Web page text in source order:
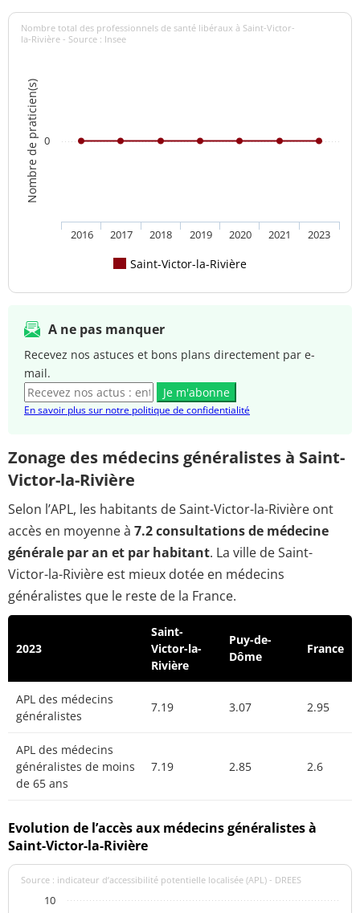
Nombre de praticien(s)
Nombre total des professionnels de santé libéraux à Saint-Victor-
la-Rivière - Source : Insee
Saint-Victor-la-Rivière
2016 2017 2018 2019 2020 2021 2023
0
A ne pas manquer
Recevez nos astuces et bons plans directement par e-
mail.
Je m'abonne
En savoir plus sur notre politique de confidentialité
Zonage des médecins généralistes à Saint-
Victor-la-Rivière
Selon l’APL, les habitants de Saint-Victor-la-Rivière ont
accès en moyenne à 7.2 consultations de médecine
générale par an et par habitant. La ville de Saint-
Victor-la-Rivière est mieux dotée en médecins
généralistes que le reste de la France.
2023
Saint-
Victor-la-
Rivière
Puy-de-
Dôme
France
APL des médecins
généralistes
7.19 3.07 2.95
APL des médecins
généralistes de moins
de 65 ans
7.19 2.85 2.6
Evolution de l’accès aux médecins généralistes à
Saint-Victor-la-Rivière
Source : indicateur d’accessibilité potentielle localisée (APL) - DREES
10